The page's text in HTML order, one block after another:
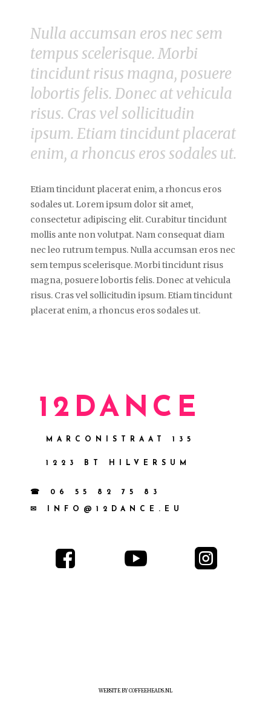
Nulla accumsan eros nec sem
tempus scelerisque. Morbi
tincidunt risus magna, posuere
lobortis felis. Donec at vehicula
risus. Cras vel sollicitudin
ipsum. Etiam tincidunt placerat
enim, a rhoncus eros sodales ut.
Etiam tincidunt placerat enim, a rhoncus eros
sodales ut. Lorem ipsum dolor sit amet,
consectetur adipiscing elit. Curabitur tincidunt
mollis ante non volutpat. Nam consequat diam
nec leo rutrum tempus. Nulla accumsan eros nec
sem tempus scelerisque. Morbi tincidunt risus
magna, posuere lobortis felis. Donec at vehicula
risus. Cras vel sollicitudin ipsum. Etiam tincidunt
placerat enim, a rhoncus eros sodales ut.
12DANCE
MARCONISTRAAT 135
1223 BT HILVERSUM
☎ 06 55 82 75 83
✉ INFO@12DANCE.EU
  
WEBSITE BY COFFEEHEADS.NL